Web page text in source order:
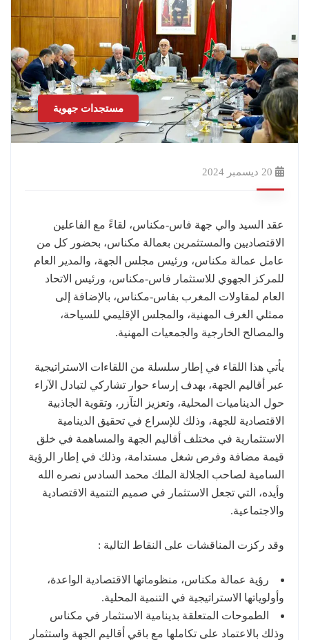
مستجدات جهوية
20 ديسمبر 2024
عقد السيد والي جهة فاس-مكناس، لقاءً مع الفاعلين
الاقتصاديين والمستثمرين بعمالة مكناس، بحضور كل من
عامل عمالة مكناس، ورئيس مجلس الجهة، والمدير العام
للمركز الجهوي للاستثمار فاس-مكناس، ورئيس الاتحاد
العام لمقاولات المغرب بفاس-مكناس، بالإضافة إلى
ممثلي الغرف المهنية، والمجلس الإقليمي للسياحة،
والمصالح الخارجية والجمعيات المهنية.
يأتي هذا اللقاء في إطار سلسلة من اللقاءات الاستراتيجية
عبر أقاليم الجهة، بهدف إرساء حوار تشاركي لتبادل الآراء
حول الديناميات المحلية، وتعزيز التآزر، وتقوية الجاذبية
الاقتصادية للجهة، وذلك للإسراع في تحقيق الدينامية
الاستثمارية في مختلف أقاليم الجهة والمساهمة في خلق
قيمة مضافة وفرص شغل مستدامة، وذلك في إطار الرؤية
السامية لصاحب الجلالة الملك محمد السادس نصره الله
وأيده، التي تجعل الاستثمار في صميم التنمية الاقتصادية
والاجتماعية.
وقد ركزت المناقشات على النقاط التالية :
رؤية عمالة مكناس، منظوماتها الاقتصادية الواعدة،
وأولوياتها الاستراتيجية في التنمية المحلية.
الطموحات المتعلقة بدينامية الاستثمار في مكناس
وذلك بالاعتماد على تكاملها مع باقي أقاليم الجهة واستثمار